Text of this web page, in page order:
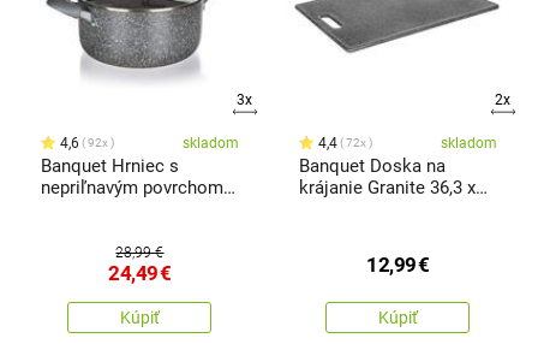
3x
4,6 92x skladom
Banquet Hrniec s
nepriľnavým povrchom
28,99 €
24,49€
Kúpiť
2x
4,4 72x skladom
Banquet Doska na
krájanie Granite 36,3 x
12,99€
Kúpiť